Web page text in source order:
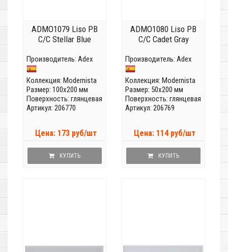
ADMO1079 Liso PB
C/C Stellar Blue
Производитель: Adex
Коллекция: Modernista
Размер: 100x200 мм
Поверхность: глянцевая
Артикул: 206770
Цена: 173 руб/шт
КУПИТЬ
ADMO1080 Liso PB
C/C Cadet Gray
Производитель: Adex
Коллекция: Modernista
Размер: 50x200 мм
Поверхность: глянцевая
Артикул: 206769
Цена: 114 руб/шт
КУПИТЬ